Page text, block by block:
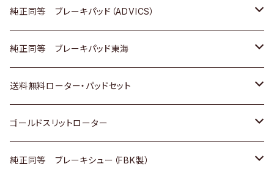
三菱
スバル
日野
三菱ふそう
ＢＭＷ
マツダ
三菱
日野
三菱ふそう
三菱
日野
三菱ふそう
その他
ダイハツ
マツダ
三菱
スバル
日産
いすゞ
ダイハツ
マツダ
三菱
いすゞ
ダイハツ
マツダ
三菱
ホンダ
スズキ
日産
ダイハツ
マツダ
トヨタ
ホンダ
スズキ
日産
いすゞ
純正同等 ブレーキパッド（ADVICS）
トヨタ
ホンダ
スズキ
日産
純正同等 ブレーキパッド東海
トヨタ
ホンダ
日産
送料無料ローター・パッドセット
トヨタ
ホンダ
ゴールドスリットローター
トヨタ
純正同等 ブレーキシュー（FBK製）